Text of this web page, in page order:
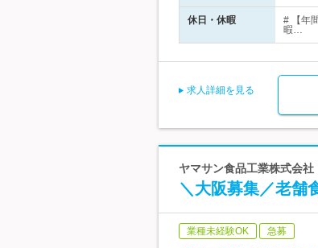
休日・休暇
# 【年
暇…
求人詳細を見る
ヤマサン食品工業株式会
＼大阪募集／老舗
業種未経験OK 急募